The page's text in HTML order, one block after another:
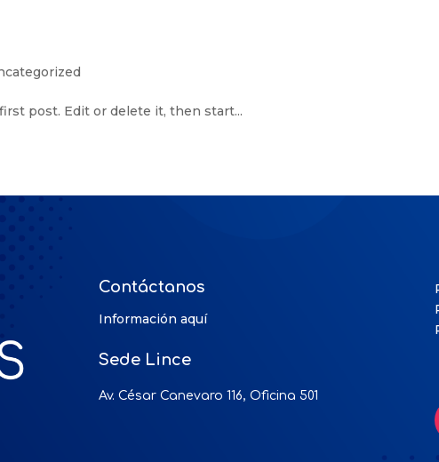
post. Edit or delete it, then start...
Contáctanos
Información aquí
Sede Lince
Av. César Canevaro 116, Oficina 501